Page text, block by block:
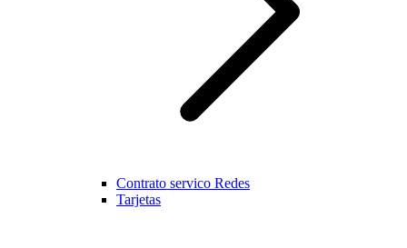
Contrato servico Redes
Tarjetas